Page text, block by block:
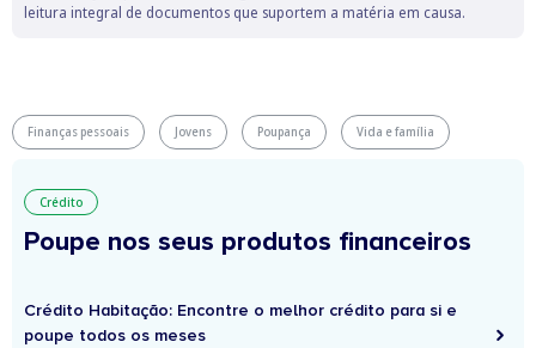
leitura integral de documentos que suportem a matéria em causa.
Finanças pessoais Jovens Poupança Vida e família
Crédito
Poupe nos seus produtos financeiros
Crédito Habitação: Encontre o melhor crédito para si e
poupe todos os meses